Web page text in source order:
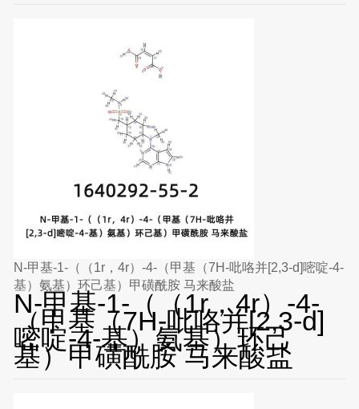
N-甲基-1-（（1r，4r）-4-（甲基（7H-吡咯并[2,3-d]嘧啶-4-
基）氨基）环己基）甲磺酰胺 马来酸盐
N-甲基-1-（（1r，4r）-4-
（甲基（7H-吡咯并[2,3-d]
嘧啶-4-基）氨基）环己
基）甲磺酰胺 马来酸盐